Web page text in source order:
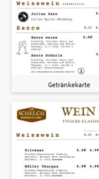
Getränkekarte